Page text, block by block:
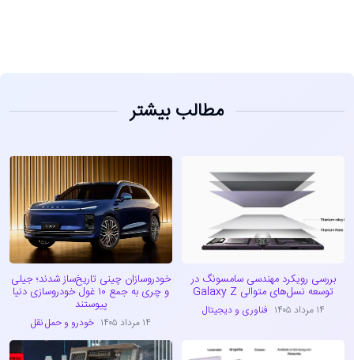
مطالب بیشتر
بررسی رویکرد مهندسی سامسونگ در
توسعه نسل‌های متوالی Galaxy Z
۱۴ مرداد ۱۴۰۵ فناوری و دیجیتال
خودروسازان چینی تاریخ‌ساز شدند؛ جیلی
و چری به جمع ۱۰ غول خودروسازی دنیا
پیوستند
۱۴ مرداد ۱۴۰۵ خودرو و حمل نقل